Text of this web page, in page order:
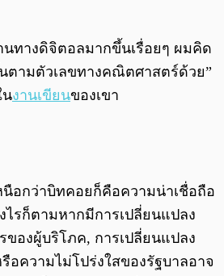
นทางดิจิตอลมากขึ้นเรื่อยๆ ผมคิด
นตามตัวเลขทางคณิตศาสตร์ด้วย”​
นงานเขียนของเขา
นือกว่าบิทคอยก็คือความน่าเชื่อถือ
ไรก็ตามหากมีการเปลี่ยนแปลง
องผู้บริโภค, การเปลี่ยนแปลง
อความไม่โปร่งใสของรัฐบาลอาจ